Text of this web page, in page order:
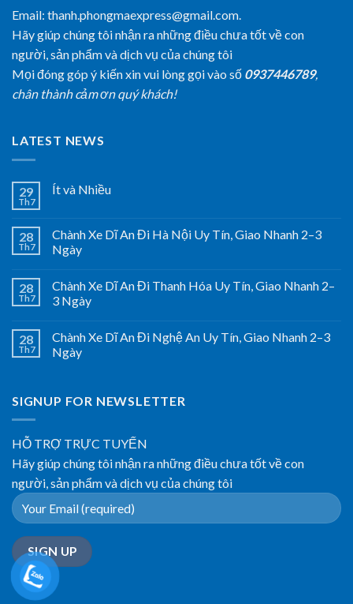
Email: thanh.phongmaexpress@gmail.com.
Hãy giúp chúng tôi nhận ra những điều chưa tốt về con
người, sản phẩm và dịch vụ của chúng tôi
Mọi đóng góp ý kiến xin vui lòng gọi vào số 0937446789,
chân thành cảm ơn quý khách!
LATEST NEWS
29
Th7
Ít và Nhiều
28
Th7
Chành Xe Dĩ An Đi Hà Nội Uy Tín, Giao Nhanh 2–3
Ngày
28
Th7
Chành Xe Dĩ An Đi Thanh Hóa Uy Tín, Giao Nhanh 2–
3 Ngày
28
Th7
Chành Xe Dĩ An Đi Nghệ An Uy Tín, Giao Nhanh 2–3
Ngày
SIGNUP FOR NEWSLETTER
HỖ TRỢ TRỰC TUYẾN
Hãy giúp chúng tôi nhận ra những điều chưa tốt về con
người, sản phẩm và dịch vụ của chúng tôi